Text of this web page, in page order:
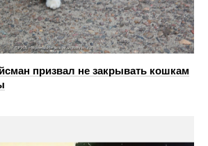
призвал не закрывать кошкам